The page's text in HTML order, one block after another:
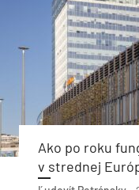
Ako po roku
v strednej